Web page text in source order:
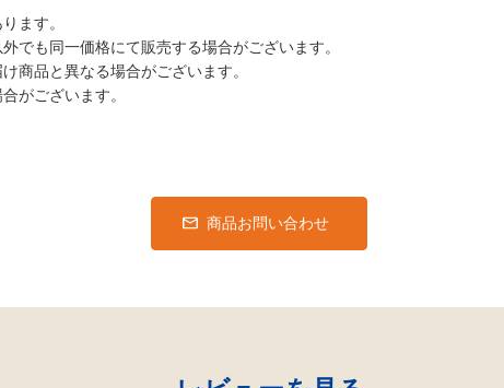
ます。
でも同一価格にて販売する場合がございます。
商品と異なる場合がございます。
がございます。
商品お問い合わせ